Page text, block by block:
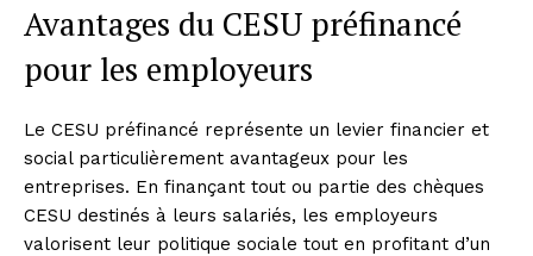
Avantages du CESU préfinancé
pour les employeurs
Le CESU préfinancé représente un levier financier et
social particulièrement avantageux pour les
entreprises. En finançant tout ou partie des chèques
CESU destinés à leurs salariés, les employeurs
valorisent leur politique sociale tout en profitant d’un